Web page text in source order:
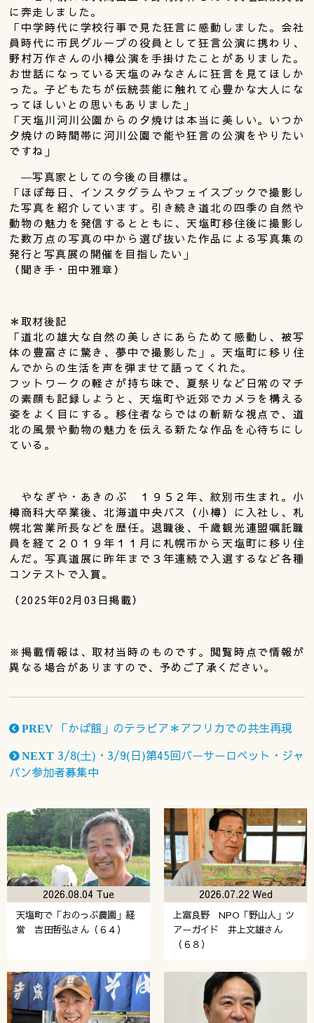
に奔走しました。
「中学時代に学校行事で見た狂言に感動しました。会社
員時代に市民グループの役員として狂言公演に携わり、
野村万作さんの小樽公演を手掛けたことがありました。
お世話になっている天塩のみなさんに狂言を見てほしか
った。子どもたちが伝統芸能に触れて心豊かな大人にな
ってほしいとの思いもありました」
「天塩川河川公園からの夕焼けは本当に美しい。いつか
夕焼けの時間帯に河川公園で能や狂言の公演をやりたい
ですね」
―写真家としての今後の目標は。
「ほぼ毎日、インスタグラムやフェイスブックで撮影し
た写真を紹介しています。引き続き道北の四季の自然や
動物の魅力を発信するとともに、天塩町移住後に撮影し
た数万点の写真の中から選び抜いた作品による写真集の
発行と写真展の開催を目指したい」
（聞き手・田中雅章）
＊取材後記
「道北の雄大な自然の美しさにあらためて感動し、被写
体の豊富さに驚き、夢中で撮影した」。天塩町に移り住
んでからの生活を声を弾ませて語ってくれた。
フットワークの軽さが持ち味で、夏祭りなど日常のマチ
の素顔も記録しようと、天塩町や近郊でカメラを構える
姿をよく目にする。移住者ならではの斬新な視点で、道
北の風景や動物の魅力を伝える新たな作品を心待ちにし
ている。
やなぎや・あきのぶ １９５２年、紋別市生まれ。小
樽商科大卒業後、北海道中央バス（小樽）に入社し、札
幌北営業所長などを歴任。退職後、千歳観光連盟嘱託職
員を経て２０１９年１１月に札幌市から天塩町に移り住
んだ。写真道展に昨年まで３年連続で入選するなど各種
コンテストで入賞。
（2025年02月03日掲載）
※掲載情報は、取材当時のものです。閲覧時点で情報が
異なる場合がありますので、予めご了承ください。
PREV 「かば館」のテラピア＊アフリカでの共生再現
NEXT 3/8(土)・3/9(日)第45回バーサーロペット・ジャ
パン参加者募集中
天塩町で「おのっぷ農園」経
営 吉田哲弘さん（６４）
2026.08.04 Tue
上富良野 NPO「野山人」ツ
アーガイド 井上文雄さん
（６８）
2026.07.22 Wed